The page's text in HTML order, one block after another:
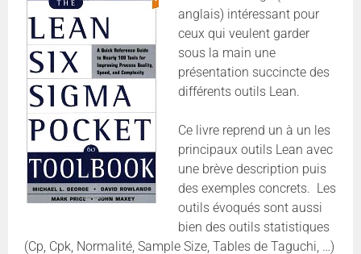
anglais) intéressant pour
ceux qui veulent garder
sous la main une
présentation succincte des
différents outils Lean.
Ce livre reprend un à un les
principaux outils Lean avec
une brève description puis
des exemples concrets. Les
outils évoqués sont aussi
bien des outils statistiques
(Cp, Cpk, Normalité, Sample Size, Tables de Taguchi, …)